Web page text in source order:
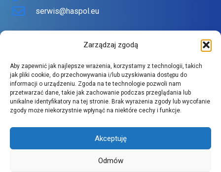
Zarządzaj zgodą
Aby zapewnić jak najlepsze wrażenia, korzystamy z technologii, takich
jak pliki cookie, do przechowywania i/lub uzyskiwania dostępu do
informacji o urządzeniu. Zgoda na te technologie pozwoli nam
przetwarzać dane, takie jak zachowanie podczas przeglądania lub
unikalne identyfikatory na tej stronie. Brak wyrażenia zgody lub wycofanie
zgody może niekorzystnie wpłynąć na niektóre cechy i funkcje.
Akceptuję
Odmów
serwis@haspol.eu
Znajdziesz tu urządzenia topowych producentów w
atrakcyjnych cenach.
Szeroki asortyment spełnia wysokie wymagania naszych
klientów.